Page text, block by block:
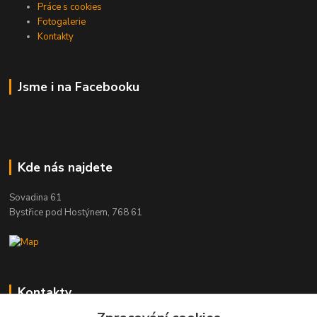
Práce s cookies
Fotogalerie
Kontakty
Jsme i na Facebooku
Kde nás najdete
Sovadina 61
Bystřice pod Hostýnem, 768 61
Kontakty